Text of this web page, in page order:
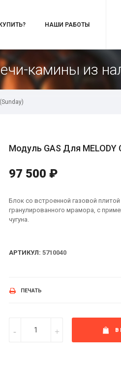
НАШИ РАБОТЫ
камины из
Модуль GAS Для MELODY
97 500 ₽
Блок со встроенной газовой
гранулированного мрамора, с
чугуна.
АРТИКУЛ: 5710040
ПЕЧАТЬ
В